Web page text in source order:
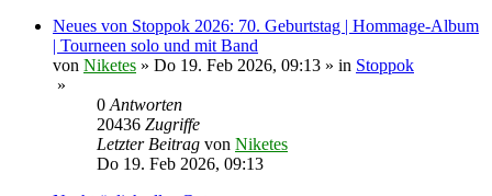
Neues von Stoppok 2026: 70. Geburtstag | Hommage-Album
| Tourneen solo und mit Band
von Niketes » Do 19. Feb 2026, 09:13 » in Stoppok
»
0Antworten
20436 Zugriffe
Letzter Beitrag von Niketes
Do 19. Feb 2026, 09:13